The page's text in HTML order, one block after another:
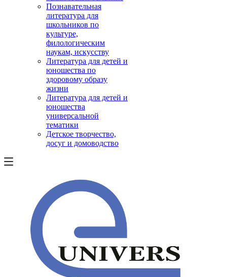
Познавательная
литература для
школьников по
культуре,
филологическим
наукам, искусству
Литература для детей и
юношества по
здоровому образу
жизни
Литература для детей и
юношества
универсальной
тематики
Детское творчество,
досуг и домоводство